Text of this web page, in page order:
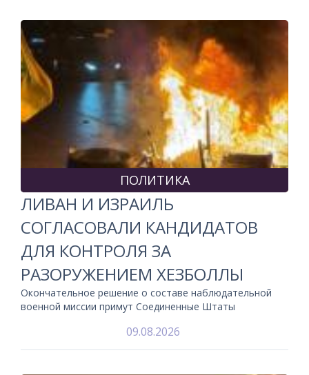
ПОЛИТИКА
ЛИВАН И ИЗРАИЛЬ
СОГЛАСОВАЛИ КАНДИДАТОВ
ДЛЯ КОНТРОЛЯ ЗА
РАЗОРУЖЕНИЕМ ХЕЗБОЛЛЫ
Окончательное решение о составе наблюдательной
военной миссии примут Соединенные Штаты
09.08.2026